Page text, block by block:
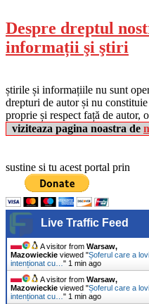
Despre dreptul
informații şi ştiri
știrile și informațiile nu sunt
drepturi de autor și nu
proprie și respect față de autor,
viziteaza pagina noastra de
sustine si tu acest portal prin
Live Traffic Feed
A visitor from Warsaw,
Mazowieckie viewed "Șoferul care a
intenționat cu… " 1 min ago
A visitor from Warsaw,
Mazowieckie viewed "Șoferul care a
intenționat cu… " 1 min ago